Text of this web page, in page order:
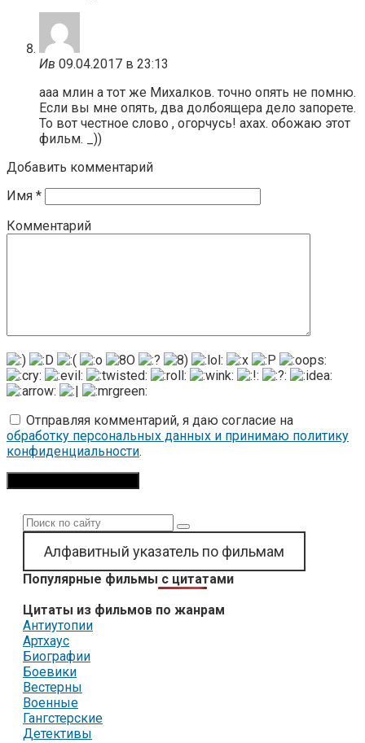
Ив 09.04.2017 в 23:13
ааа млин а тот же Михалков. точно опять не помню.
Если вы мне опять, два долбоящера дело запорете.
То вот честное слово , огорчусь! ахах. обожаю этот
фильм. _))
Добавить комментарий
Имя *
Комментарий
Отправляя комментарий, я даю согласие на
обработку персональных данных и принимаю политику
конфиденциальности.
Поиск:
Алфавитный указатель по фильмам
Популярные фильмы с цитатами
Цитаты из фильмов по жанрам
Антиутопии
Артхаус
Биографии
Боевики
Вестерны
Военные
Гангстерские
Детективы